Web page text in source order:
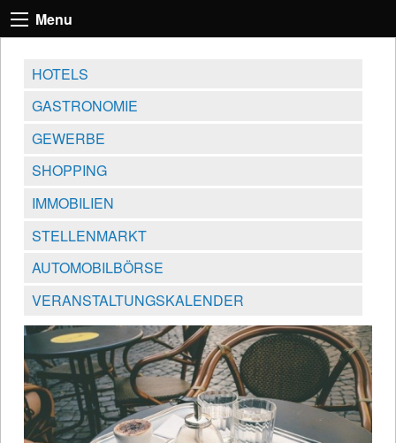
Menu
HOTELS
GASTRONOMIE
GEWERBE
SHOPPING
IMMOBILIEN
STELLENMARKT
AUTOMOBILBÖRSE
VERANSTALTUNGSKALENDER